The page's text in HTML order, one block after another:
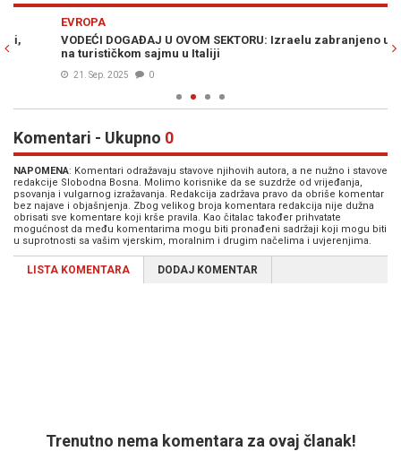
VODEĆI DOGAĐAJ U OVOM SEKTORU: Izraelu zabranjeno učešće
na turističkom sajmu u Italiji
21. Sep. 2025 0
Komentari - Ukupno 0
NAPOMENA: Komentari odražavaju stavove njihovih autora, a ne nužno i stavove
redakcije Slobodna Bosna. Molimo korisnike da se suzdrže od vrijeđanja,
psovanja i vulgarnog izražavanja. Redakcija zadržava pravo da obriše komentar
bez najave i objašnjenja. Zbog velikog broja komentara redakcija nije dužna
obrisati sve komentare koji krše pravila. Kao čitalac također prihvatate
mogućnost da među komentarima mogu biti pronađeni sadržaji koji mogu biti
u suprotnosti sa vašim vjerskim, moralnim i drugim načelima i uvjerenjima.
LISTA KOMENTARA DODAJ KOMENTAR
Trenutno nema komentara za ovaj članak!